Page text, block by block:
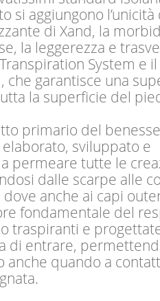
si aggiungono l’unicità
di Xand, la
la leggerezza e
System e
che garantisce una
la superficie del
primario del
sviluppato e
permeare tutte le
dalle scarpe alle
anche ai capi
fondamentale del
traspiranti e
di entrare,
anche quando a